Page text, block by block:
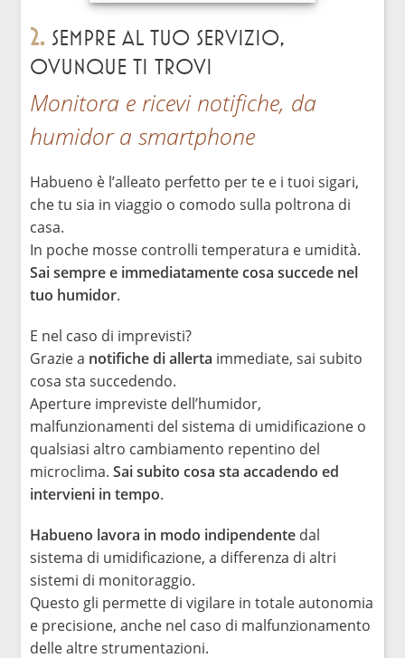
2. Sempre al tuo servizio,
ovunque ti trovi
Monitora e ricevi notifiche, da
humidor a smartphone
Habueno è l’alleato perfetto per te e i tuoi sigari,
che tu sia in viaggio o comodo sulla poltrona di
casa.
In poche mosse controlli temperatura e umidità.
Sai sempre e immediatamente cosa succede nel
tuo humidor.
E nel caso di imprevisti?
Grazie a notifiche di allerta immediate, sai subito
cosa sta succedendo.
Aperture impreviste dell’humidor,
malfunzionamenti del sistema di umidificazione o
qualsiasi altro cambiamento repentino del
microclima. Sai subito cosa sta accadendo ed
intervieni in tempo.
Habueno lavora in modo indipendente dal
sistema di umidificazione, a differenza di altri
sistemi di monitoraggio.
Questo gli permette di vigilare in totale autonomia
e precisione, anche nel caso di malfunzionamento
delle altre strumentazioni.